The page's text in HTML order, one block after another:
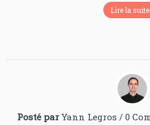
Lire la
Posté par Yann Legros / 0